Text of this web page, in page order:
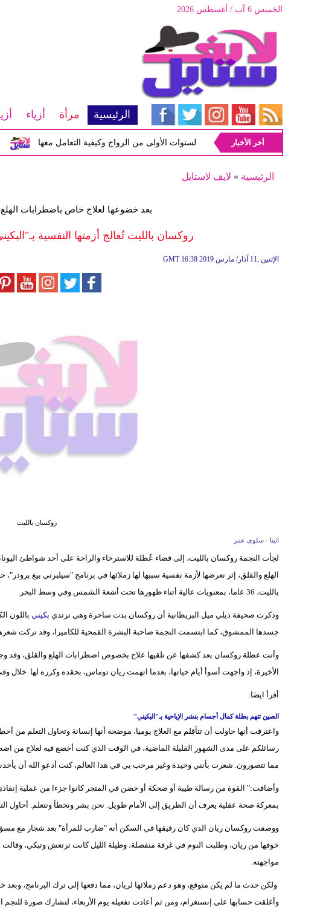
الخميس 6 آب / أغسطس 2026
الرئيسية مرأة أزياء
أبرز المشاكل شيوعاً في السنوات الأولى من الزواج وكيفية التعامل معها
أخر الأخبار
الرئيسية » لايف لاستايل
بعد خضوعها لعلاج خاص باضطرابات
روكسان بالليت تُعالج أزمتها النفسية
GMT 16:38 2019 الإثنين ,11 آذار/ مارس
روكسان بالليت
اثينا - سلوى عمر
لجأت النجمة روكسان بالليت، إلى قضاء عُطلة للاسترخاء والراحة على أحد شواطئ
الهلع والقلق، إثر تعرضها لأزمة نفسية سببها لها زملائها في برنامج "سيلبرتي بيغ
بالليت، 36 عاما، بمعنويات عالية أثناء ظهورها تحت أشعة الشمس وفي وسط البحر.
وذكرت صحيفة ديلي ميل البريطانية أن روكسان بدت ساحرة وهي ترتدي بكينيباللون
جسدها الممشوق، كما ابتسمت النجمة صاحبة البشرة القمحية للكاميرا، وقد تركت
وأتت عطلة روكسان بعد كشفها عن تلقيها علاج بخصوص اضطرابات الهلع والقلق، وقد
الأخيرة، إذ واجهت أسوأ أيام حياتها، بعدما اتهمت ريان توماس، بحقده وكرره لها خلال
أقرأ ايضَا:
الصين تتهم بطلة كمال أجسام بنشر الإباحية بـ"البكيني"
واعترفت أنها حاولت أن تتأقلم مع العلاج يوميا، موضحة أنها إنسانة وتحاول التعلم
رسائلكم على مدى الشهور القليلة الماضية، في الوقت الذي كنت أخضع فيه لعلاج من
مما تتصورون. شعرت بأنني وحيدة وغير مرحب بي في هذا العالم، كنت أدعو الله أن
وأضافت:" القوة من رسالة طيبة أو ضحكة أو حضن في المتجر كانوا جزءا من عملية
بمعركة صحة عقلية يعرف أن الطريق إلى الأمام طويل. نحن بشر ونخطأ ونتعلم. أحاول
ووصفت روكسان ريان الذي كان رفيقها في السكن أنه "ضارب للمرأة" بعد شجار مع
خوفها من ريان، وطلبت النوم في غرفة منفصلة، وطيلة الليل كانت ترتعش وتبكي، وقالت
مواجهته.
ولكن حدث ما لم يكن متوقع، وهو دعم زملائها لريان، مما دفعها إلى ترك البرنامج، وبعد
وأغلقت حسابها على إنستغرام، ومن ثم أعادت تفعيله يوم الأربعاء، لتشارك صورة